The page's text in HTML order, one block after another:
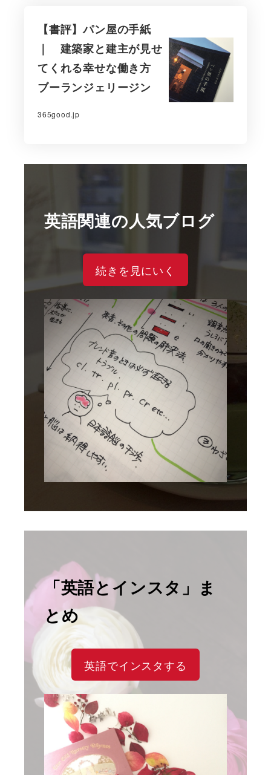
【書評】パン屋の手紙
｜ 建築家と建主が見せ
てくれる幸せな働き方
ブーランジェリージン
365good.jp
英語関連の人気ブログ
続きを見にいく
「英語とインスタ」ま
とめ
英語でインスタする